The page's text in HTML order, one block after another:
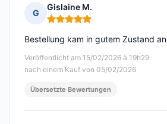
G
Gislaine M.
Hinweis: 5 von 5
Veröffentlicht am 15/02/2026 à 19h29
nach einem Kauf von 05/02/2026
Bestellung kam in gutem Zustand an
Übersetzte Bewertungen